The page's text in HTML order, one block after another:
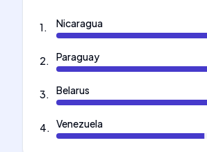
1. Nicaragua
2. Paraguay
3. Belarus
4. Venezuela